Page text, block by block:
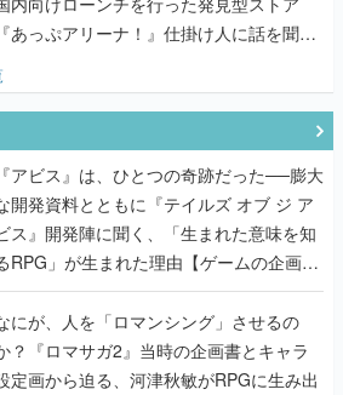
『あっぷアリーナ！』仕掛け人に話を聞い
みた
『アビス』は、ひとつの奇跡だった──膨大
開発資料とともに『テイルズ オブ ジ ア
ス』開発陣に聞く、「生まれた意味を知
RPG」が生まれた理由【ゲームの企画
】
にが、人を「ロマンシング」させるの
？『ロマサガ2』当時の企画書とキャラ
定画から迫る、河津秋敏がRPGに生み出